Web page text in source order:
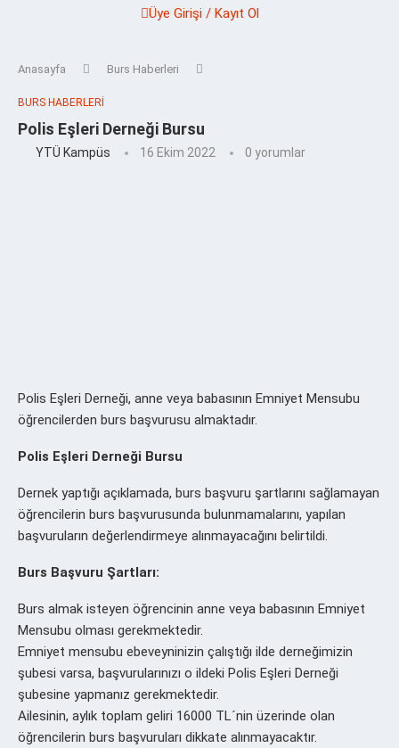
Üye Girişi / Kayıt Ol
Anasayfa Burs Haberleri
BURS HABERLERI
Polis Eşleri Derneği Bursu
YTÜ Kampüs 16 Ekim 2022 0 yorumlar
Polis Eşleri Derneği, anne veya babasının Emniyet Mensubu
öğrencilerden burs başvurusu almaktadır.
Polis Eşleri Derneği Bursu
Dernek yaptığı açıklamada, burs başvuru şartlarını sağlamayan
öğrencilerin burs başvurusunda bulunmamalarını, yapılan
başvuruların değerlendirmeye alınmayacağını belirtildi.
Burs Başvuru Şartları:
Burs almak isteyen öğrencinin anne veya babasının Emniyet
Mensubu olması gerekmektedir.
Emniyet mensubu ebeveyninizin çalıştığı ilde derneğimizin
şubesi varsa, başvurularınızı o ildeki Polis Eşleri Derneği
şubesine yapmanız gerekmektedir.
Ailesinin, aylık toplam geliri 16000 TL´nin üzerinde olan
öğrencilerin burs başvuruları dikkate alınmayacaktır.